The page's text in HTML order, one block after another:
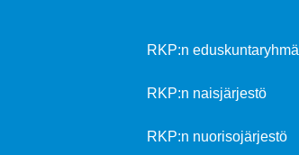
RKP:n eduskuntaryhmä
RKP:n naisjärjestö
RKP:n nuorisojärjestö